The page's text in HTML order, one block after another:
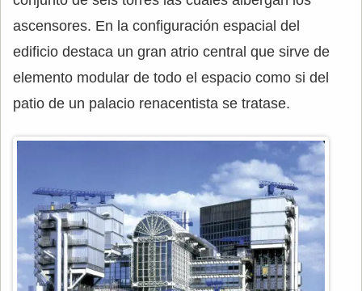
ascensores. En la configuración espacial del
edificio destaca un gran atrio central que sirve de
elemento modular de todo el espacio como si del
patio de un palacio renacentista se tratase.